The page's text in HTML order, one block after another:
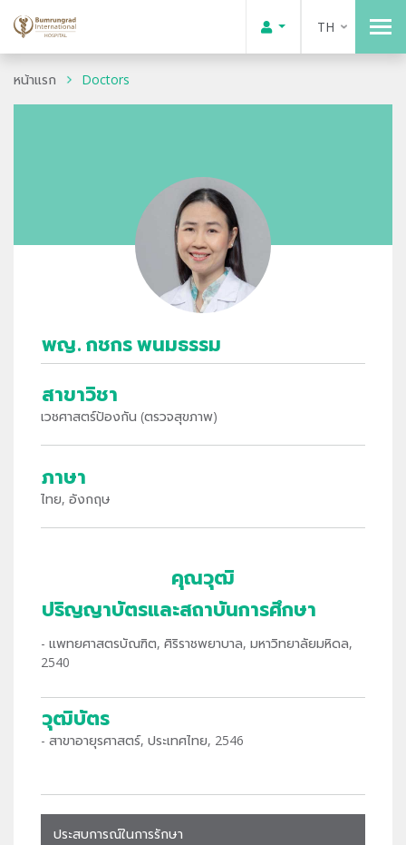
TH
หน้าแรก Doctors
พญ. กชกร พนมธรรม
สาขาวิชา
เวชศาสตร์ป้องกัน (ตรวจสุขภาพ)
ภาษา
ไทย, อังกฤษ
คุณวุฒิ
ปริญญาบัตรและสถาบันการศึกษา
- แพทยศาสตรบัณฑิต, ศิริราชพยาบาล, มหาวิทยาลัยมหิดล,
2540
วุฒิบัตร
- สาขาอายุรศาสตร์, ประเทศไทย, 2546
ประสบการณ์ในการรักษา